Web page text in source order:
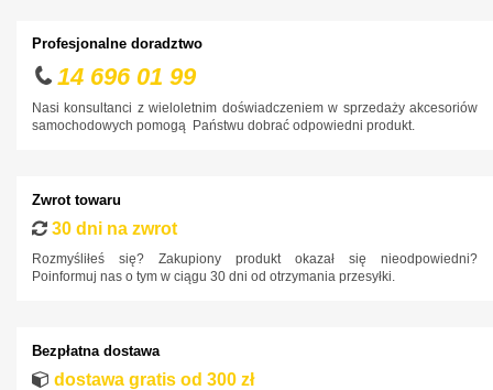
Honda
Hyundai
Infiniti
Jaguar
Jeep
Profesjonalne doradztwo
14 696 01 99
Nasi konsultanci z wieloletnim doświadczeniem w sprzedaży akcesoriów
samochodowych pomogą Państwu dobrać odpowiedni produkt.
Zwrot towaru
30 dni na zwrot
Rozmyśliłeś się? Zakupiony produkt okazał się nieodpowiedni?
Poinformuj nas o tym w ciągu 30 dni od otrzymania przesyłki.
Bezpłatna dostawa
dostawa gratis od 300 zł